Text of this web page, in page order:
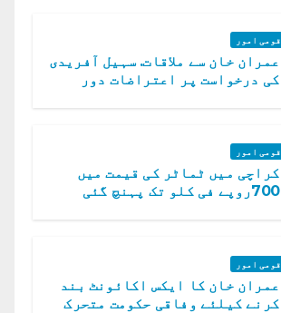
قومی امور
عمران خان سے ملاقات. سہیل آفریدی
کی درخواست پر اعتراضات دور
قومی امور
کراچی میں ٹماٹر کی قیمت میں
700روپے فی کلو تک پہنچ گئی
قومی امور
عمران خان کا ایکس اکائونٹ بند
کرنے کیلئے وفاقی حکومت متحرک